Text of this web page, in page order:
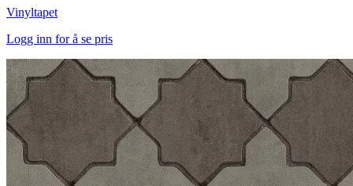
Vinyltapet
Logg inn for å se pris